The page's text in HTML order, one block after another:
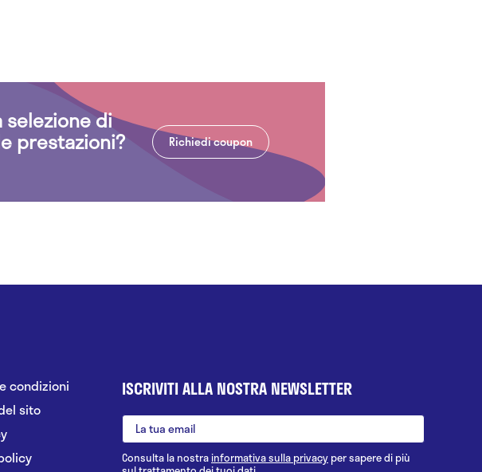
selezione di
prestazioni? Richiedi coupon
condizioni
sito
ISCRIVITI ALLA NOSTRA NEWSLETTER
Consulta la nostrainformativa sulla privacy per sapere di più